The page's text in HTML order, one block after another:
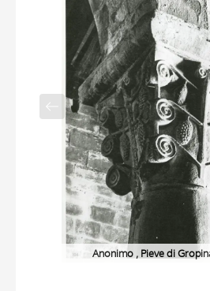
Anonimo , Pieve di